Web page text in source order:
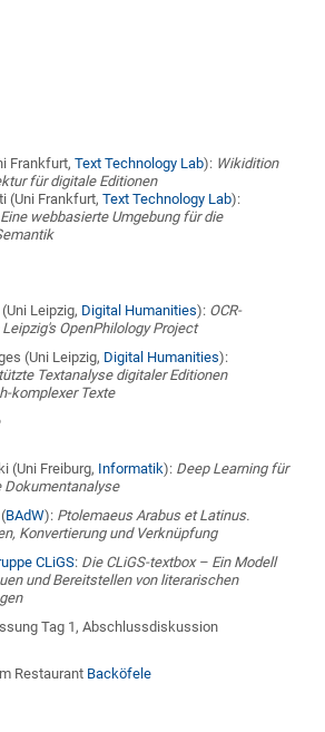
Frankfurt, Text Technology Lab): Wikidition
für digitale Editionen
(Uni Frankfurt, Text Technology Lab):
webbasierte Umgebung für die
Leipzig, Digital Humanities): OCR-
OpenPhilology Project
(Uni Leipzig, Digital Humanities):
Textanalyse digitaler Editionen
komplexer Texte
(Uni Freiburg, Informatik): Deep Learning für
Dokumentanalyse
BAdW): Ptolemaeus Arabus et Latinus.
Konvertierung und Verknüpfung
CLiGS: Die CLiGS-textbox – Ein Modell
und Bereitstellen von literarischen
Tag 1, Abschlussdiskussion
Restaurant Backöfele